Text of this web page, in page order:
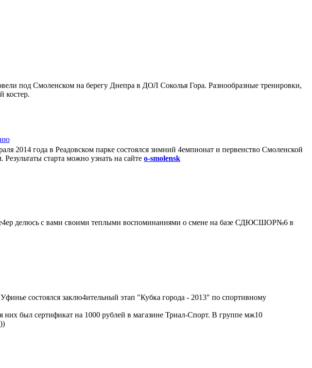
под Смоленском на берегу Днепра в ДОЛ Соколья Гора. Разнообразные тренировки,
костер.
2014 года в Реадовском парке состоялся зимний 4емпионат и первенство Смоленской
старта можно узнать на сайте o-smolensk
делюсь с вами своими теплыми воспоминаниями о смене на базе СДЮСШОР№6 в
состоялся заклю4ительный этап "Кубка города - 2013" по спортивному
был сертификат на 1000 рублей в магазине Триал-Спорт. В группе мж10